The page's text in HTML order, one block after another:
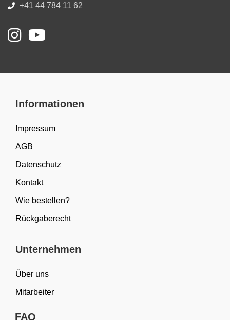
+41 44 784 11 62
Informationen
Impressum
AGB
Datenschutz
Kontakt
Wie bestellen?
Rückgaberecht
Unternehmen
Über uns
Mitarbeiter
FAQ